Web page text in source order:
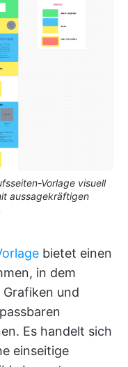
Vorlage visuell
aussagekräftigen
bietet einen
in dem
und
Es handelt sich
einseitige